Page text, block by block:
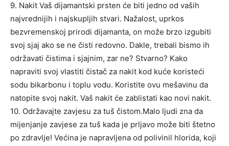
9. Nakit Vaš dijamantski prsten će biti jedno od vaših
najvrednijih i najskupljih stvari. Nažalost, uprkos
bezvremenskoj prirodi dijamanta, on može brzo izgubiti
svoj sjaj ako se ne čisti redovno. Dakle, trebali bismo ih
održavati čistima i sjajnim, zar ne? Stvarno? Kako
napraviti svoj vlastiti čistač za nakit kod kuće koristeći
sodu bikarbonu i toplu vodu. Koristite ovu mešavinu da
natopite svoj nakit. Vaš nakit će zablistati kao novi nakit.
10. Održavajte zavjesu za tuš čistom.Malo ljudi zna da
mijenjanje zavjese za tuš kada je prljavo može biti štetno
po zdravlje! Većina je napravljena od polivinil hlorida, koji